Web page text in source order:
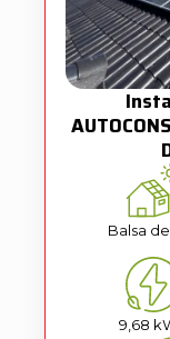
Balsa
9,68